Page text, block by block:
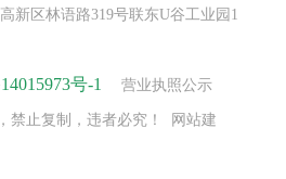
新区林语路319号联东U谷工业园1
号-1 营业执照公示
禁止复制，违者必究！ 网站建